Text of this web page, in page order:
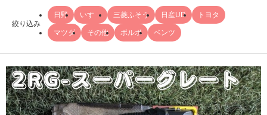
絞り込み
日野 いすゞ 三菱ふそう 日産UD トヨタ
マツダ その他 ボルボ ベンツ